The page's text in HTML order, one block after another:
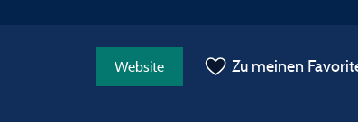
Website Zu meinen